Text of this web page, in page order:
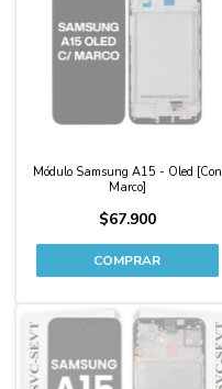
Módulo Samsung A15 - Oled [Con
Marco]
$67.900